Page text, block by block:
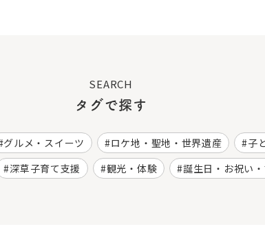
SEARCH
タグで探す
グルメ・スイーツ ロケ地・聖地・世界遺産
子
深草子育て支援 観光・体験 誕生日・お祝い